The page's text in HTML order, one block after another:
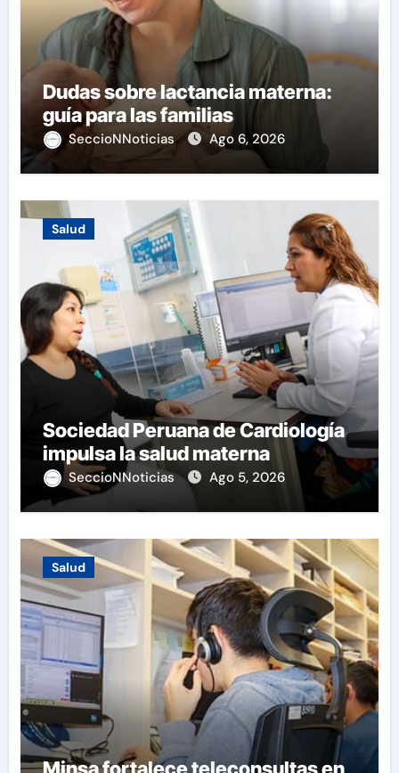
Dudas sobre lactancia materna:
guía para las familias
SeccioNNoticias Ago 6, 2026
Salud
Sociedad Peruana de Cardiología
impulsa la salud materna
SeccioNNoticias Ago 5, 2026
Salud